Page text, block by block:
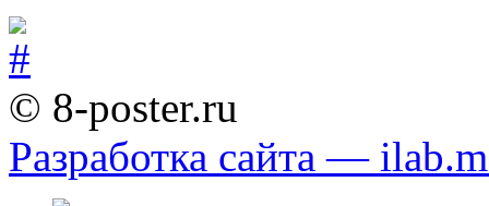
© 8-poster.ru
Разработка сайта —